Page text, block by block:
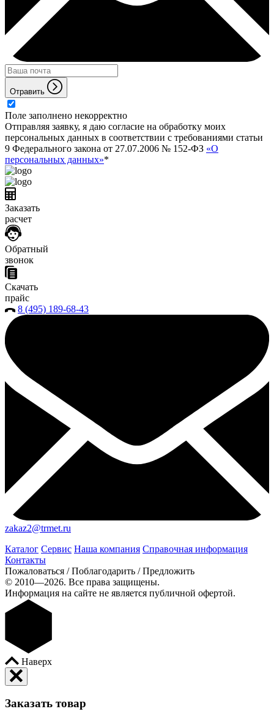
Отравить
Поле заполнено некорректно
Отправляя заявку, я даю согласие на обработку моих
персональных данных в соответствии с требованиями статьи
9 Федерального закона от 27.07.2006 № 152-ФЗ «О
персональных данных»*
Заказать
расчет
Обратный
звонок
Скачать
прайс
8 (495) 189-68-43
zakaz2@trmet.ru
Каталог Сервис Наша компания Справочная информация
Контакты
Пожаловаться / Поблагодарить / Предложить
© 2010—2026. Все права защищены.
Информация на сайте не является публичной офертой.
Наверх
Заказать товар